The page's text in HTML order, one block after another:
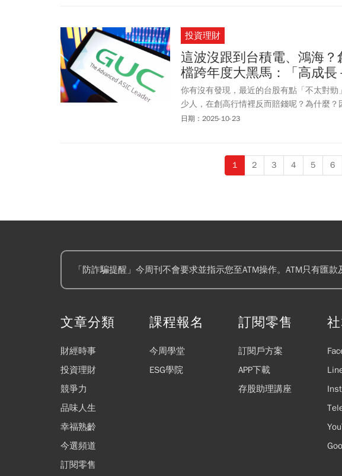
投資理財
這波沒跟到台積電、鴻海
檔跨年度大黑馬：「高成
你有沒有發現，最近的台股有點「不太對
少人，在創高行情裡反而賠錢呢？為什麼
增加，盤中的震盪也跟著變劇烈，才使得很
日期：2025-10-23
1 2 3 4 5 6
「防詐騙提醒」今周刊不會要求並指示您至ATM操作。ATM只有匯
文章分類
財經時事
投資理財
競爭力
品味人生
幸福熟齡
今選頻道
訂閱零售
課程報名
今周學堂
ESG學院
訂閱零售
訂閱戶方案
APP下載
存股助理講座